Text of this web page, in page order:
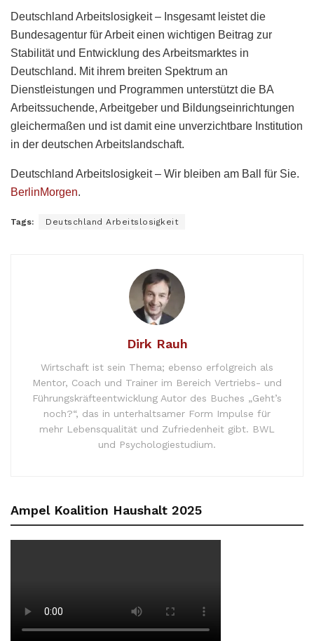
Deutschland Arbeitslosigkeit – Insgesamt leistet die
Bundesagentur für Arbeit einen wichtigen Beitrag zur
Stabilität und Entwicklung des Arbeitsmarktes in
Deutschland. Mit ihrem breiten Spektrum an
Dienstleistungen und Programmen unterstützt die BA
Arbeitssuchende, Arbeitgeber und Bildungseinrichtungen
gleichermaßen und ist damit eine unverzichtbare Institution
in der deutschen Arbeitslandschaft.
Deutschland Arbeitslosigkeit – Wir bleiben am Ball für Sie.
BerlinMorgen.
Tags: Deutschland Arbeitslosigkeit
Dirk Rauh
Wirtschaft ist sein Thema; ebenso erfolgreich als
Mentor, Coach und Trainer im Bereich Vertriebs- und
Führungskräfteentwicklung Autor des Buches „Geht’s
noch?“, das in unterhaltsamer Form Impulse für
mehr Lebensqualität und Zufriedenheit gibt. BWL
und Psychologiestudium.
Ampel Koalition Haushalt 2025